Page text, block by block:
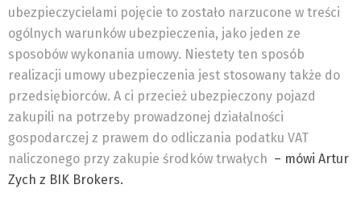
ubezpieczycielami pojęcie to zostało narzucone w treści
ogólnych warunków ubezpieczenia, jako jeden ze
sposobów wykonania umowy. Niestety ten sposób
realizacji umowy ubezpieczenia jest stosowany także do
przedsiębiorców. A ci przecież ubezpieczony pojazd
zakupili na potrzeby prowadzonej działalności
gospodarczej z prawem do odliczania podatku VAT
naliczonego przy zakupie środków trwałych – mówi Artur
Zych z BIK Brokers.